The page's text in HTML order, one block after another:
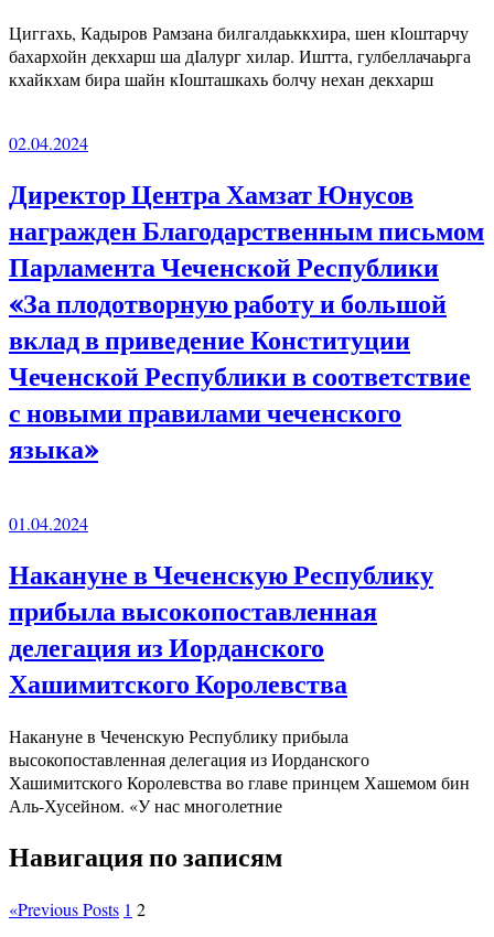
Циггахь, Кадыров Рамзана билгалдаьккхира, шен кӀоштарчу
бахархойн декхарш ша дӀалург хилар. Иштта, гулбеллачаьрга
кхайкхам бира шайн кӀошташкахь болчу нехан декхарш
02.04.2024
Директор Центра Хамзат Юнусов
награжден Благодарственным письмом
Парламента Чеченской Республики
«За плодотворную работу и большой
вклад в приведение Конституции
Чеченской Республики в соответствие
с новыми правилами чеченского
языка»
01.04.2024
Накануне в Чеченскую Республику
прибыла высокопоставленная
делегация из Иорданского
Хашимитского Королевства
Накануне в Чеченскую Республику прибыла
высокопоставленная делегация из Иорданского
Хашимитского Королевства во главе принцем Хашемом бин
Аль-Хусейном. «У нас многолетние
Навигация по записям
«Previous Posts 1 2